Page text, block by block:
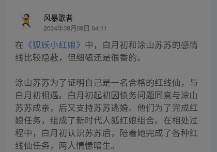
风暴歌者
2024年08月08日 04:11
在 《狐妖小红娘》 中，白月初和涂山苏苏的感情
线比较隐蔽，但细磕还是很香的。
涂山苏苏为了证明自己是一名合格的红线仙，与
白月初相遇。白月初起初因债务问题同意与涂山
苏苏成亲，后又支持苏苏逃婚。他们为了完成红
娘任务，组成了新时代人狐红娘组合。在相处过
程中，白月初认识苏苏后，陪着她完成了各种红
线仙任务，两人情愫暗生。